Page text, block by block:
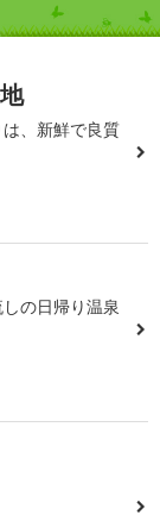
は、新鮮で良質
の日帰り温泉